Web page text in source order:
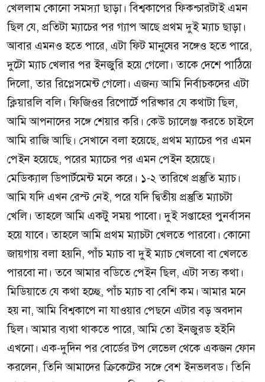
খেললাম কোনো সমস্যা ছাড়া। বিশ্বকাপের ফিকশ্চারটাই এমন
ছিল যে, প্রতিটা ম্যাচের পর গ্যাপ আছে প্রথম দুই ম্যাচ ছাড়া।
আবার এমনও হতে পারে, এটা ফিট মানুষের সঙ্গেও হতে পারে,
দুটো ম্যাচ খেলার পর ইনজুরি হয়ে গেলো। তাকে দেশে পাঠিয়ে
দিলো, তার রিপ্লেসমেন্ট গেলো। এজন্য আমি নির্বাচকদের এটা
ক্লিয়ারলি বলি। ফিজিওর রিপোর্টে পরিষ্কার যে কথাটা ছিল,
আমি আপনাদের সঙ্গে শেয়ার করি। কেউ চ্যালেঞ্জ করতে চাইলে
আমি রাজি আছি। সেখানে বলা হয়েছে, প্রথম ম্যাচের পর এমন
পেইন হয়েছে, পরের ম্যাচের পর এমন পেইন হয়েছে।
মেডিক্যাল ডিপার্টমেন্ট মনে করে। ১-২ তারিখে প্রস্তুতি ম্যাচ।
আমি যদি এখন রেস্ট নেই, পরে যদি দ্বিতীয় প্রস্তুতি ম্যাচটা
খেলি। তাহলে আমি একটু সময় পাবো। দুই সপ্তাহের পুনর্বাসন
হয়ে যাবে। তাহলে আমি প্রথম ম্যাচটা খেলতে পারবো। কোনো
জায়গায় বলা হয়নি, পাঁচ ম্যাচ বা দুই ম্যাচ খেলবো বা খেলতে
পারবো না। তবে আমার বডিতে পেইন ছিল, এটা সত্য কথা।
মিডিয়াতে যে কথা হচ্ছে, পাঁচ ম্যাচ বা বেশি কম। আমার মনে
হয় না, আমি বিশ্বকাপে না যাওয়ার পেছনে এটার বড় অবদান
ছিল। আমার ব্যথা থাকতে পারে, আমি তো ইনজুরড হইনি
এখনো। এক-দুদিন পর বোর্ডের টপ লেভেল থেকে একজন ফোন
করলেন, তিনি আমাদের ক্রিকেটের সঙ্গে বেশ ইনভলবড। তিনি